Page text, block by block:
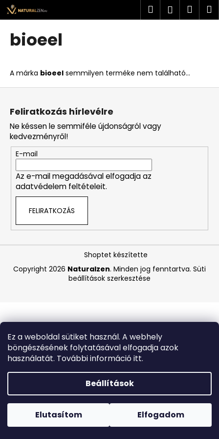
Ez a weboldal sütiket használ. A webhely
böngészésének folytatásával elfogadja azok
használatát. További információ itt.
Beállítások
Elutasítom Elfogadom
Ugrás
fő
tartalomhoz
Forró napokon nem javasoljuk a csomagautomatákba
történő kézbesítést. A magas hőmérsékletre érzékeny
termékek átvételkor nem biztos, hogy optimális állapotban
Keresés
bioeel
A márka bioeel semmilyen terméke nem található...
K
o
i
t
k
e
r
e
s
?
A
á
u
k
ANGELCARE
AC25
LÉGZÉSFIGYELŐ
BABAŐRZŐ
-
KATEGÓRIÁS
TERMÉK
L
Feliratkozás hírlevélre
Ne késsen le semmiféle újdonságról vagy
kedvezményről!
E-mail
Az e-mail megadásával elfogadja az
adatvédelem feltételeit.
FELIRATKOZÁS
Shoptet készítette
Copyright 2026 Naturalzen. Minden jog fenntartva. Süti
beállítások szerkesztése